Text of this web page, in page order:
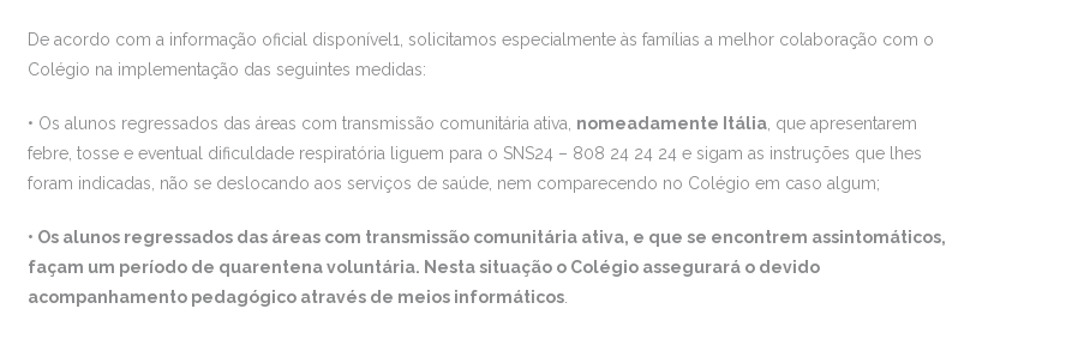
De acordo com a informação oficial disponível1, solicitamos especialmente às famílias a melhor colaboração com o
Colégio na implementação das seguintes medidas:
• Os alunos regressados das áreas com transmissão comunitária ativa, nomeadamente Itália , que apresentarem
febre, tosse e eventual dificuldade respiratória liguem para o SNS24 – 808 24 24 24 e sigam as instruções que lhes
foram indicadas, não se deslocando aos serviços de saúde, nem comparecendo no Colégio em caso algum;
• Os alunos regressados das áreas com transmissão comunitária ativa, e que se encontrem assintomáticos,
façam um período de quarentena voluntária. Nesta situação o Colégio assegurará o devido
acompanhamento pedagógico através de meios informáticos